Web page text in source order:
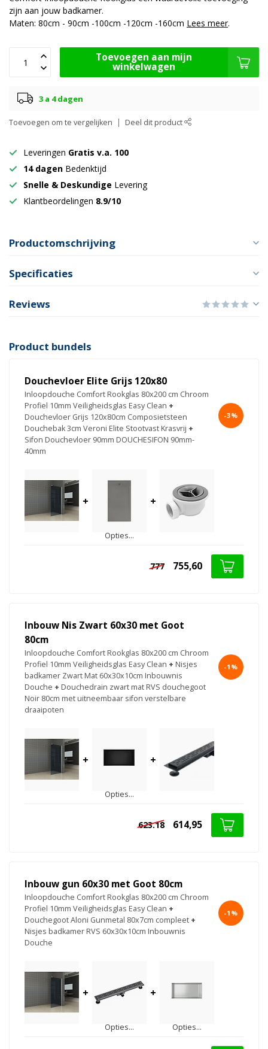
zijn aan jouw badkamer.
Maten: 80cm - 90cm -100cm -120cm -160cm Lees meer.
Toevoegen aan mijn
winkelwagen
3 a 4 dagen
Toevoegen om te vergelijken Deel dit product
Leveringen Gratis v.a. 100
14 dagen Bedenktijd
Snelle & Deskundige Levering
Klantbeordelingen 8.9/10
Productomschrijving
Specificaties
Reviews
Product bundels
Douchevloer Elite Grijs 120x80
Inloopdouche Comfort Rookglas 80x200 cm Chroom
Profiel 10mm Veiligheidsglas Easy Clean +
Douchevloer Grijs 120x80cm Composietsteen
Douchebak 3cm Veroni Elite Stootvast Krasvrij +
Sifon Douchevloer 90mm DOUCHESIFON 90mm-
40mm
-3%
+
Opties...
+
777 755,60
Inbouw Nis Zwart 60x30 met Goot
80cm
Inloopdouche Comfort Rookglas 80x200 cm Chroom
Profiel 10mm Veiligheidsglas Easy Clean + Nisjes
badkamer Zwart Mat 60x30x10cm Inbouwnis
Douche + Douchedrain zwart mat RVS douchegoot
Noir 80cm met uitneembaar sifon verstelbare
draaipoten
-1%
+
Opties...
+
623.18 614,95
Inbouw gun 60x30 met Goot 80cm
Inloopdouche Comfort Rookglas 80x200 cm Chroom
Profiel 10mm Veiligheidsglas Easy Clean +
Douchegoot Aloni Gunmetal 80x7cm compleet +
Nisjes badkamer RVS 60x30x10cm Inbouwnis
Douche
-1%
+
Opties...
+
Opties...